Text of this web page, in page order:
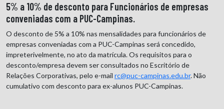
5% a 10% de desconto para Funcionários de empresas
conveniadas com a PUC-Campinas.
O desconto de 5% a 10% nas mensalidades para funcionários de
empresas conveniadas com a PUC-Campinas será concedido,
impreterivelmente, no ato da matrícula. Os requisitos para o
desconto/empresa devem ser consultados no Escritório de
Relações Corporativas, pelo e-mail rc@puc-campinas.edu.br. Não
cumulativo com desconto para ex-alunos PUC-Campinas.